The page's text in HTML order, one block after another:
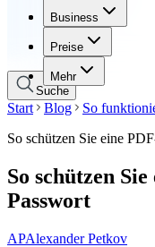
Business
Preise
Mehr
Business
Preise
Suche
Start Blog
So
So schützen Sie eine
So schützen
Passwort
APAlexander Petkov